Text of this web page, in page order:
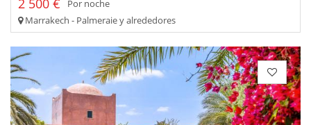
Por noche
Marrakech - Palmeraie y alrededores